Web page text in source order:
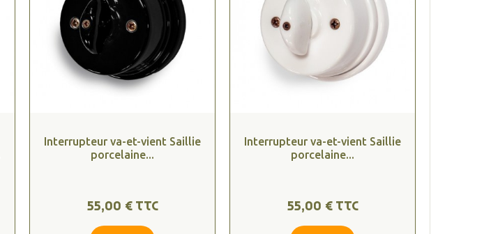
Interrupteur va-et-vient Saillie
porcelaine...
55,00 € TTC
Interrupteur va-et-vient Saillie
porcelaine...
55,00 € TTC